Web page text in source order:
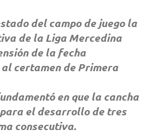
del campo de juego la
de la Liga Mercedina
de la fecha
certamen de Primera
en que la cancha
el desarrollo de tres
consecutiva.